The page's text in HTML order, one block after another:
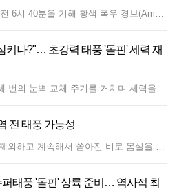
홍콩 기상청(천문대)은 오늘 오전 6시 40분을 기해 황색 폭우 경보(Amber Rainstorm Warning Signal)를 발령했다. 홍콩 전역에는 시간당 30mm를 초과하는 강한 비가 내리거나 내릴 것으로 예상되며, 집중호우는 당분간 지속될 전망이다. 기상청 관계자는 지대가 낮거나 배수가 원활하지 않은 지역을 중심으로 침수 피해가 발생할 수 있다고 경고했다. 이에 따라 침수 우려 지역에 거주하거나 이동하는 주민들은 호우 및 강물 범람으로 인한 피해를 최소화할 수 있도록 필요한 사전 예방 조치를 취할 것을 당부했다. 특히 갑작스러운 폭우로 인해 산간 계곡이나 천변의 물이 급격히 불어나는 산사태 및 기습 폭우 위험이 높아짐에 따라 하천 및 수로 주변 접근을 자제해야 한다. 홍콩 기상청은 실시간 기상 상황 및 교통 통제 정보를 수시로 확인해 줄 것을 강조하며, 주민들에게 라디오 방송이나 TV 뉴스, 기상청 공식 발표를 계속 주시해 줄 것을 요청했다.
키나?"… 초강력 태풍 '돌핀' 세력 재
초강력 태풍 '돌핀(Dolphin)'이 세 번의 눈벽 교체 주기를 거치며 세력을 더욱 확장 중인 가운데, 인근에서 발달 중인 열대저기압까지 삼킬 수 있다는 경고가 나왔다. 홍콩의 상징인 중화흰돌고래의 이름을 딴 돌핀은 오키나와에서 동쪽으로 약 2,000km 떨어진 북서태평양 해상에서 초강력 태풍의 세력을 유지하며 서북서진하고 있다. 중국기상청(CMA) 중앙기상대에 따르면, 돌핀은 세 차례의 눈벽 교체 주기를 완료했으며, 대기 환경 변화로 다소 약화되기 전 새로운 세력 전성기에 도달할 것으로 예상된다. 다만 이 태풍은 일본 남해상을 향해 서쪽으로 이동하는 동안에도 매우 강한 태풍 세력을 유지할 것으로 전망되며, 홍콩기상청은 이번 주 후반 동중국해에 접근할 확률이 높다고 분석했다. 기상 당국은 태풍 외곽의 하강 기류가 중국 남동부 해안에 찌는 듯한 더위를 가져올 수 있으며, 높은 기온으로 인해 강한 뇌우가 촉발될 가능성이 있다고 덧붙였다. 한편, '쿠지라(Kujira)'라는 이름이 부여될 예정인 필리핀 동쪽 해상의 열대저기압은 돌핀이 접근함에 따라 오래 살아남지 못할 것으로 예측된다. 발달 공간이 제한된 상대적으로 약한 쿠지라는 며칠 내로 초강력 태풍 돌핀에 흡수될 가능성이 크다. 홍콩기상청의 여러 AI 예측 모델 역시 쿠지라가 필리핀 상륙 직전 세력이 강해지겠지만, 이후 북동쪽으로 방향을 틀어 돌핀 속으로 흡수될 것으로 나타났다.
전 태풍 가능성
홍콩이 7월 한 달 동안 며칠을 제외하고 계속해서 쏟아진 비로 몸살을 앓은 가운데, 현지 기상청은 이번 장마철 비가 며칠 더 이어질 것이라고 경고했다. 홍콩 천문대는 이번 달에만 5번의 적색 폭우 경보와 18번의 황색 폭우 경보를 발령했다. 기상학자들은 중국 남부 해안과 남중국해 북부를 따라 광범위한 저기압 골이 유지되면서 다음 주 초까지 이 지역에 강한 소나기와 돌풍을 동반한 뇌우를 가져올 것으로 예상하고 있다. 주말 폭우 이후 태풍 발달 가능성 현지 9일 날씨 예보에 따르면 비 내리는 날씨는 다음 주까지 계속될 예정이다. 가장 강한 폭우는 주말에 집중될 것으로 보이며, 토요일과 일요일 모두 광범위한 소나기와 돌풍을 동반한 뇌우, 그리고 때때로 특히 강한 비가 내릴 것으로 전망된다. 비 내리는 날씨는 다음 주 월요일(8월 3일)과 화요일부터 약간 완화되기 시작하지만, 대체로 흐리고 가끔 소나기와 뇌우가 내릴 것으로 보인다. 다음 주 수요일과 목요일이 되면 짧은 해를 볼 수 있으며 소량의 소나기만 이어질 것으로 예상된다. AI 기상 모델, 태풍 경로 전망 엇갈려 당장 내리는 비 외에도 기상 전문가들은 필리핀 동쪽의 저기압 지역을 면밀히 감시하고 있으며, 이 저기압은 루손(Luzon)섬으로 이동하면서 더욱 발달할 것으로 보인다. 인공지능(AI) 기상 예측 모델인 펑우(Fengwu)는 다음 주쯤 열대 저기압이 형성될 수 있다고 제안했다. 해당 모델의 실행 예측에 따르면 8월 5일(수요일)쯤 남중국해에서 태풍이 발달한 후 북서쪽으로 이동해 8월 9일(일요일)쯤 홍콩에 가장 가까워질 것으로 보고 있다. 그러나 기상학자들은 이러한 장기 모델 예측은 불확실성이 매우 높으며 변동될 가능성이 크다고 강조했다. 태풍 '돌핀' 외곽 기류가 가져올 더위 불안정한 날씨의 위협에도 불구하고 습한 날씨가 끝날 기미도 함께 보이고 있다. 홍콩 천문대는 현재 동중국해와 일본을 향해 이동 중인 또 다른 열대 저기압인 태풍 돌핀의 외곽 하강 기류가 중국 동남부 해안에 극심한 더위를 가져올 것으로 예상된다고 밝혔다. 장기 예보에 따르면 다음 주 금요일부터 하늘이 크게 개면서 낮 기온이 낮 최고 섭씨 33도까지 치솟는 무더위가 찾아올 것으로 보인다. 이러한 변화로 마침내 홍콩 전역에 기다리던 밝고 화창하며 뜨거운 여름 날씨가 돌아올 것으로 기대된다.
퍼태풍 '돌핀' 상륙 준비… 역사적 최